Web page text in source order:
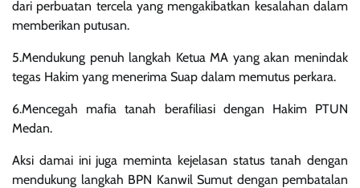
dari perbuatan tercela yang mengakibatkan kesalahan dalam
memberikan putusan.
5.Mendukung penuh langkah Ketua MA yang akan menindak
tegas Hakim yang menerima Suap dalam memutus perkara.
6.Mencegah mafia tanah berafiliasi dengan Hakim PTUN
Medan.
Aksi damai ini juga meminta kejelasan status tanah dengan
mendukung langkah BPN Kanwil Sumut dengan pembatalan